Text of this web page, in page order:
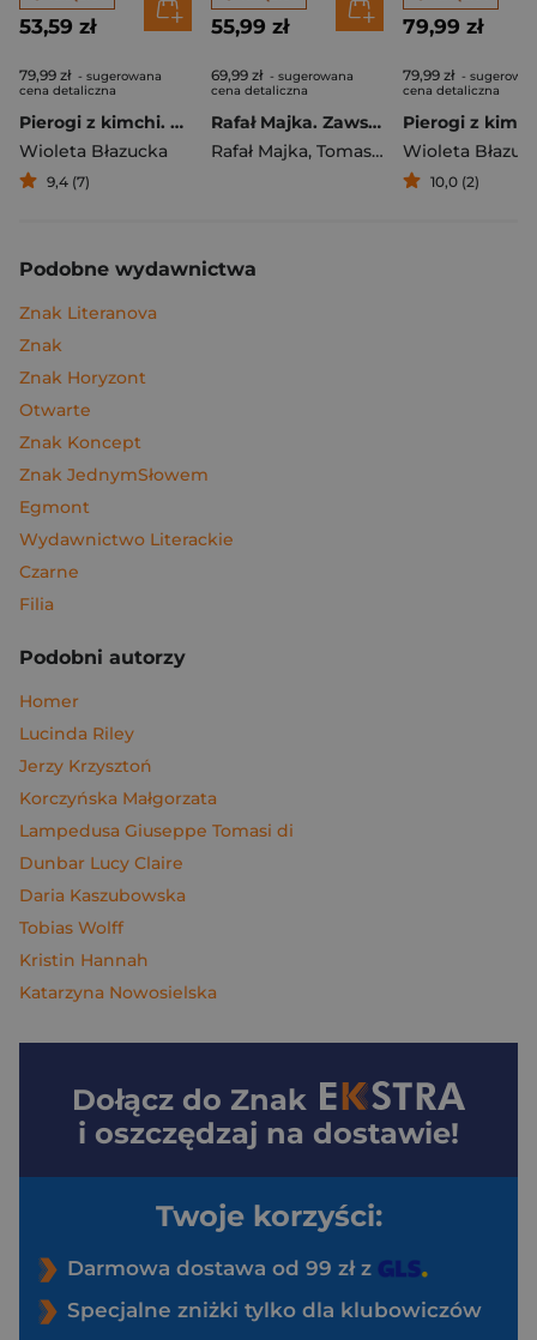
53,59 zł
79,99 zł - sugerowana
cena detaliczna
Pierogi z kimchi. Moje ulubione azjatyckie przepisy
Wioleta Błazucka
9,4 (7)
55,99 zł
69,99 zł - sugerowana
cena detaliczna
Rafał Majka. Zawsze z przodu. Rozmawia Tomasz Kalemba - książka z autografem
Rafał Majka, Tomasz Kalemba
79,99 zł
79,99 zł -
cena detaliczna
Wioleta
10,0 (2)
Podobne wydawnictwa
Znak Literanova
Znak
Znak Horyzont
Otwarte
Znak Koncept
Znak JednymSłowem
Egmont
Wydawnictwo Literackie
Czarne
Filia
Podobni autorzy
Homer
Lucinda Riley
Jerzy Krzysztoń
Korczyńska Małgorzata
Lampedusa Giuseppe Tomasi di
Dunbar Lucy Claire
Daria Kaszubowska
Tobias Wolff
Kristin Hannah
Katarzyna Nowosielska
Dołącz do Znak
i oszczędzaj na dostawie!
Twoje korzyści:
Darmowa dostawa od 99 zł z
Specjalne zniżki tylko dla klubowiczów